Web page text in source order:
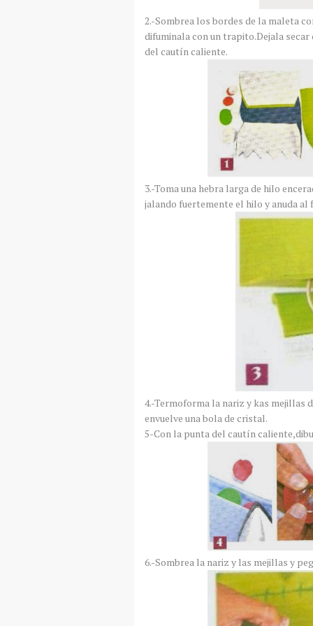
2.-Sombrea los bordes de la maleta
difuminala con un trapito.Dejala
del cautín caliente.
3.-Toma una hebra larga de hilo
jalando fuertemente el hilo y anuda al
4.-Termoforma la nariz y kas mejillas
envuelve una bola de cristal.
5-Con la punta del cautín
6.-Sombrea la nariz y las mejillas y